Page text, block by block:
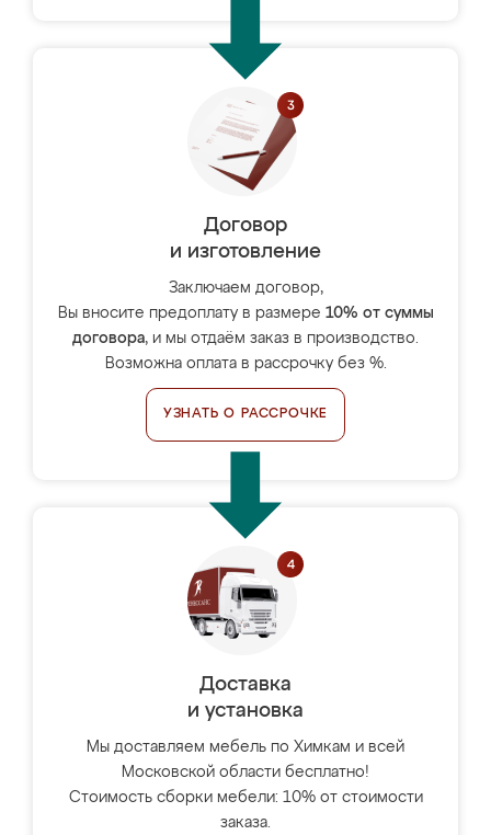
Договор
и изготовление
Заключаем договор,
Вы вносите предоплату в размере 10% от суммы
договора, и мы отдаём заказ в производство.
Возможна оплата в рассрочку без %.
УЗНАТЬ О РАССРОЧКЕ
Доставка
и установка
Мы доставляем мебель по Химкам и всей
Московской области бесплатно!
Стоимость сборки мебели: 10% от стоимости
заказа.